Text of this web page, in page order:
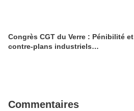
Congrès CGT du Verre : Pénibilité et
contre-plans industriels…
Commentaires